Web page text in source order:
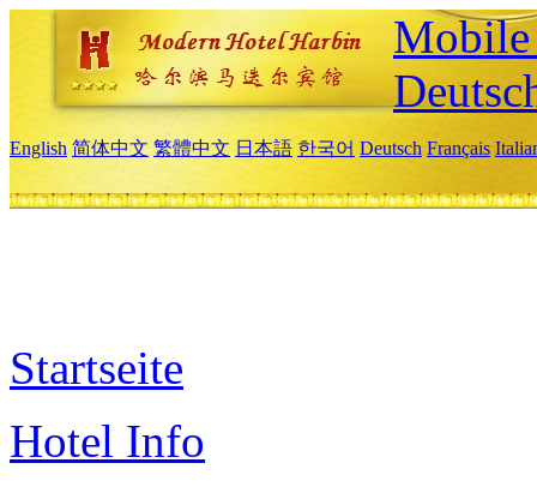
English 简体中文 繁體中文 日本語 한국어 Deutsch Français
Startseite
Hotel Info